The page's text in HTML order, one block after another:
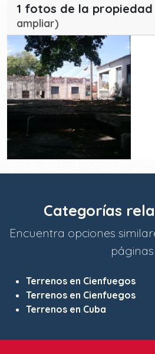
1 fotos de la propiedad
ampliar)
Categorías
Encuentra opciones
páginas
Terrenos en Cienfuegos
Terrenos en Cienfuegos
Terrenos en Cuba